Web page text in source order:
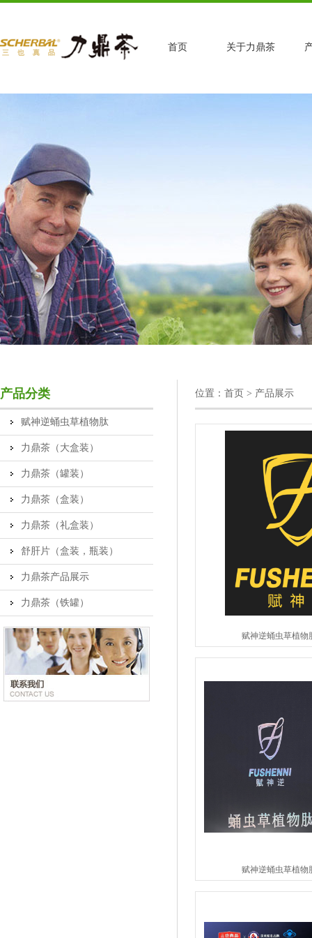
首页 关于力鼎茶
产品分类
赋神逆蛹虫草植物肽
力鼎茶（大盒装）
力鼎茶（罐装）
力鼎茶（盒装）
力鼎茶（礼盒装）
舒肝片（盒装，瓶装）
力鼎茶产品展示
力鼎茶（铁罐）
位置： 首页 > 产品展示
赋神逆蛹虫草植物
赋神逆蛹虫草植物